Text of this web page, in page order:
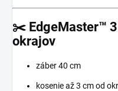
✂️ EdgeMaster™
okrajov
záber 40 cm
kosenie až 3 cm od